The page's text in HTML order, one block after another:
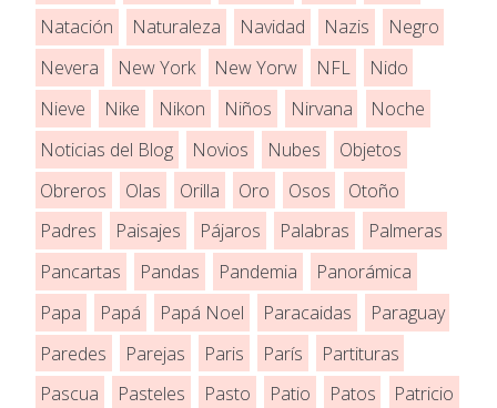
Natación
Naturaleza Navidad Nazis
Negro
Nevera
New York New Yorw NFL
Nido
Nieve
Nike Nikon Niños Nirvana
Noche
Noticias del Blog
Novios Nubes
Objetos
Obreros
Olas Orilla Oro Osos
Otoño
Padres
Paisajes Pájaros Palabras
Palmeras
Pancartas
Pandas Pandemia
Panorámica
Papa
Papá Papá Noel Paracaidas
Paraguay
Paredes
Parejas Paris París
Partituras
Pascua
Pasteles Pasto Patio Patos Patricio